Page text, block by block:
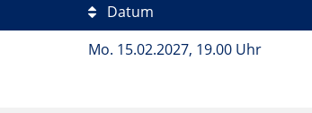
Datum
Mo. 15.02.2027, 19.00 Uhr